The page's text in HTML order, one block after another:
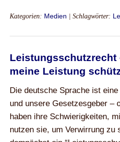
Kategorien: Medien | Schlagwörter:
Leistungsschutzrecht
meine Leistung
Die deutsche Sprache ist
und unsere Gesetzesgeber –
haben ihre Schwierigkeiten,
nutzen sie, um Verwirrung zu